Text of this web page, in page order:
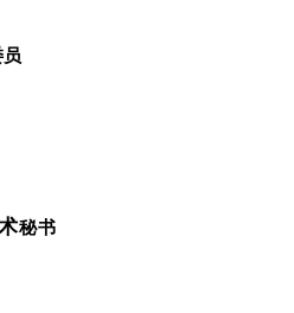
秘书